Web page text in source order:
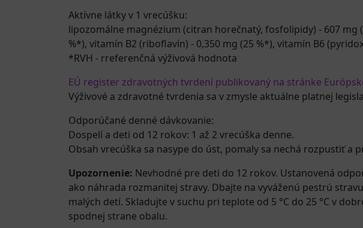
Aktívne látky v 1 vrecúšku:
lipozomálne magnézium (citran horečnatý, fosfolipidy) - 607
%*), vitamín B2 (riboflavín) - 0,350 mg (25 %*), vitamín B6
*RVH - rreferenčná výživová hodnota
EÚ register zdravotných tvrdení publikovaný na stránke
Výživové a zdravotné tvrdenia sa v zmysle aktuálne platnej
Odporúčané denné dávkovanie:
Dospelí a deti od 12 rokov: 1 až 2 vrecúška denne.
Obsah vrecúška sa nasype do úst, pomaly sa nechá rozpustiť a
Upozornenie: Nevhodné pre deti do 12 rokov. Ustanovená
ako náhrada rozmanitej stravy. Dbajte na vyváženú pestrú
malých detí. Skladujte v suchu pri teplote od 5 °C do 25 °C v
spodnej strane obalu.